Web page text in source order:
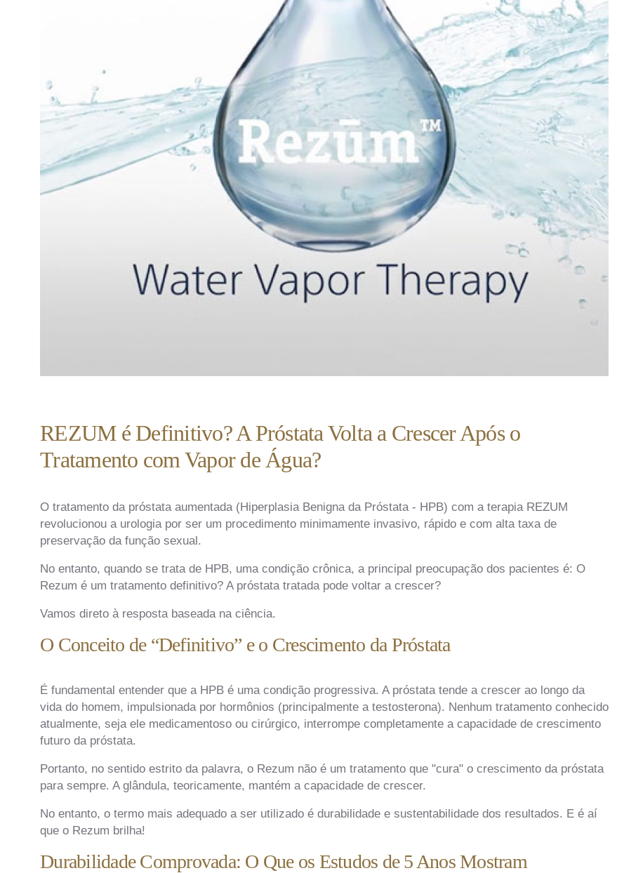
REZUM é Definitivo? A Próstata Volta a Crescer Após o
Tratamento com Vapor de Água?
O tratamento da próstata aumentada (Hiperplasia Benigna da Próstata - HPB) com a terapia REZUM
revolucionou a urologia por ser um procedimento minimamente invasivo, rápido e com alta taxa de
preservação da função sexual.
No entanto, quando se trata de HPB, uma condição crônica, a principal preocupação dos pacientes é: O
Rezum é um tratamento definitivo? A próstata tratada pode voltar a crescer?
Vamos direto à resposta baseada na ciência.
O Conceito de “Definitivo” e o Crescimento da Próstata
É fundamental entender que a HPB é uma condição progressiva. A próstata tende a crescer ao longo da
vida do homem, impulsionada por hormônios (principalmente a testosterona). Nenhum tratamento conhecido
atualmente, seja ele medicamentoso ou cirúrgico, interrompe completamente a capacidade de crescimento
futuro da próstata.
Portanto, no sentido estrito da palavra, o Rezum não é um tratamento que "cura" o crescimento da próstata
para sempre. A glândula, teoricamente, mantém a capacidade de crescer.
No entanto, o termo mais adequado a ser utilizado é durabilidade e sustentabilidade dos resultados. E é aí
que o Rezum brilha!
Durabilidade Comprovada: O Que os Estudos de 5 Anos Mostram